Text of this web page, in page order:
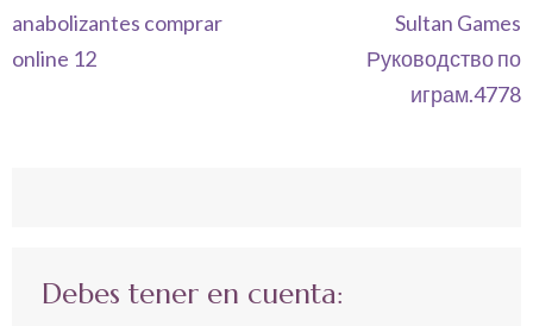
Navegación
de
anabolizantes comprar
online 12
Sultan Games
Руководство по
играм.4778
Debes tener en cuenta: